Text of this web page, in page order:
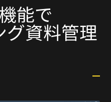
能で
グ資料管理